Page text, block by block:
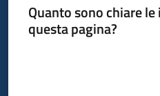
Quanto sono chiare
questa pagina?